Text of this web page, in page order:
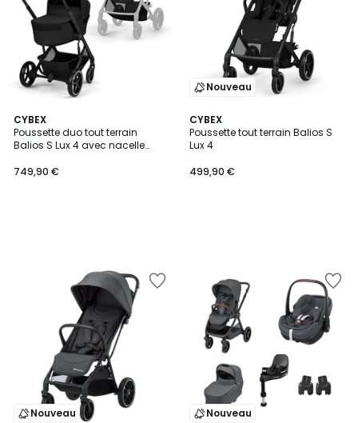
CYBEX
Poussette duo tout terrain
Balios S Lux 4 avec nacelle
749,90 €
Nouveau
CYBEX
Poussette tout terrain Balios S
Lux 4
499,90 €
Nouveau Nouveau